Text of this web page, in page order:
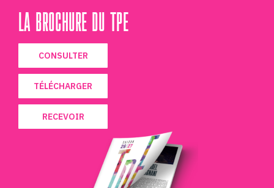
LA BROCHURE DU TPE
CONSULTER
TÉLÉCHARGER
RECEVOIR